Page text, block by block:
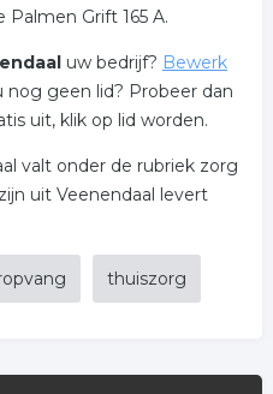
Grift 165 A.
uw bedrijf? Bewerk
nog geen lid? Probeer dan
uit, klik op lid worden.
valt onder de rubriek zorg
uit Veenendaal levert
thuiszorg